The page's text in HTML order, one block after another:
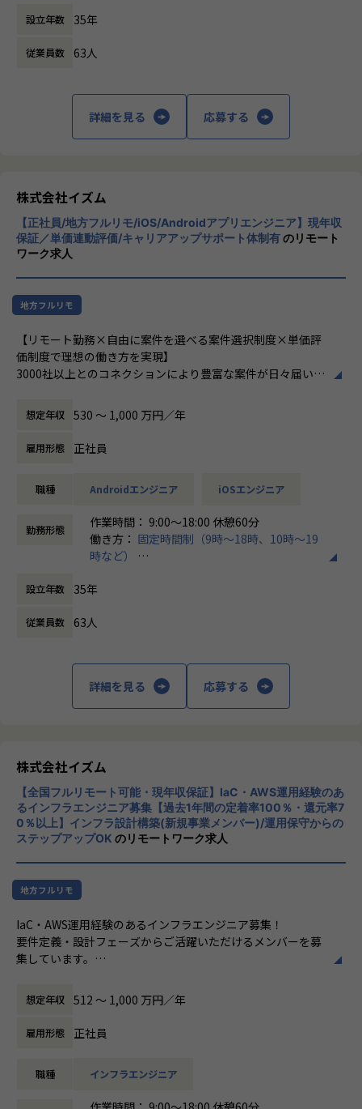
・Webアプリケーション設計・開発(技術スタックを生かし
・WebAPIの設計・開発
・プロジェクト進行管理
※ご経験に応じてお任せする範囲を調整いたします。
す。
＜プロジェクトの種類＞
プロジェクト期間は6か月～2年程度。
クライアントが展開するWebサービスにおける開発支援を行
っていただきます。
プロダクトの新規機能開発、改修、保守、運用やリプレイス
における調査、設計、開発、運用課題を解決するための施策
キルに応じてお任せします。
＜プロジェクトの体制＞
ル・アジャイル・ハイブリッド型など様々です。
チーム参画や、イズム先輩社員と一緒にチームで参画するこ
＜業務の進め方＞
社内のコミュニケーションツールはTeamsを用いており、わ
からないことはプロジェクトを超えて仲間に相談できる体制
その他、クライアントによってSlackやRedmine、ChatWor
kを用いてタスクやスケジュールを管理しています。
この仕事で得られるもの
待遇で実現していただけます
★単価評価制度による納得のいく給与をお支払いいたします
【業務の変更の範囲】
社内の定める業務
ル予約サービスのフロントエンド開発を担当していただきま
積むことができます。
＜プロジェクト事例＞
・大人向けリカレント教育サービスのフロントエンド開発
React、Vue.js、Angularなどのいずれかのモダンフレームワ
ークを用いて、
参画後の状況次第では、バックエンドの開発にも携わってい
・不動産ポータルサイトのフロントエンド開発
大手不動産仲介会社の集客支援に向け、Webサイト内の施策
立案〜実行までを担当していただきます。
単に実装するだけではなく、課題発見からの技術選定・アー
キテクチャ設計、実装・自動テストといった開発のすべての
工程に携わることができる環境で、スキルアップに繋がりや
すい環境です。
・不動産SaaSのフロントエンド開発
ation )開発をしていただきます。
やビジネスチームともコミュニケーションを取りながら新機
開発手法はクライアントの体制によってウォーターフォー
ル・アジャイル・ハイブリッド型など様々です。
中規模～大型案件が多く担当領域の異なるエンジニア同士の
ともあります。
＜業務の進め方＞
があります。
その他、クライアントによってSlackやRedmine、ChatWor
kを用いてタスクやスケジュールを管理しています。
プロジェクトに参画していただきます。
製造工程～設計工程～要件定義やPL,PMなどスキルに合わせ
た工程を選べ、プロジェクト期間は6か月～2年以上まで様々
です。
案件更新のタイミングでは給与アップに繋がるよう営業は単
価アップに努めます。
【ITエンジニアがイズムに入ると得られるメリット】
⇒安定した生活が可能！
・単価連動型の評価制度＆案件選択制度
・全国フルリモート選択可＆エンジニア社員残業時間平均7H
⇒時間的ゆとりができ、プライベート充実へ！
⇒スキルにならない案件にアサインさせる心配なし！
休憩時間： 60分
設立年数 35年
従業員数 63人
詳細を見る 応募する
株式会社イズム
【正社員/地方フルリモ/iOS/Androidアプリエンジニア】現年収
保証／単価連動評価/キャリアアップサポート体制有のリモート
ワーク求人
地方フルリモ
【リモート勤務×自由に案件を選べる案件選択制度×単価評
価制度で理想の働き方を実現】
3000社以上とのコネクションにより豊富な案件が日々届いて
できます。
案件情報は全て開示。言語・工程・残業・単価など細かく要
望を伝えられる環境です。
参画案件単価公開に加えて単価に対する給与額の表も公開し
努力が年収に直結するよう、単価が幾ら上がると年収が幾ら
になるかを常に把握できるのでモチベーション高く働くこと
【安心のフォロー体制】
に作ります。営業はこの計画に沿って活動する為、入社後も
また、入りたい案件に入れるように添削や面談練習を通じて
魅力をアピールできるよう営業とエンジニアチームが全力で
フォローします。
◆国内最大級ERPパッケージの開発
◆金融系自社サービス開発
◆大手向けBtoBクラウドサービス開発
◆大手生命保険会社向け マネジメントPM
◆株式自動売買システムの企画、設計、開発、試験、運用
◆大規模通販サイトの設計、開発、試験、保守
◆国際物流会社の基幹システムの設計、開発、試験、保守
など
★契約はすべて公開。納得して働くことができます。
ITエンジニアが不安に感じることはすべて取り除きたいと考
え、受注金額を公表しております。
スキルアップのモチベーションに繋がります。
にすることはありません。たとえば「詳細設計までとして参
作業は無くす・任せるなら単価を上げるように交渉します。
スキルも収入も上げられる環境が整っている当社で
想定年収 530 〜 1,000 万円／年
雇用形態 正社員
職種 Androidエンジニア iOSエンジニア
勤務形態
作業時間： 9:00～18:00 休憩60分
働き方： 固定時間制（9時～18時、10時～19
時など）
休憩時間： 60分
設立年数 35年
従業員数 63人
詳細を見る 応募する
株式会社イズム
【全国フルリモート可能・現年収保証】IaC・AWS運用経験のあ
るインフラエンジニア募集【過去1年間の定着率100％・還元率7
0％以上】インフラ設計構築(新規事業メンバー)/運用保守からの
ステップアップOK のリモートワーク求人
地方フルリモ
IaC・AWS運用経験のあるインフラエンジニア募集！
要件定義・設計フェーズからご活躍いただけるメンバーを募
集しています。
■当社のコンセプト■
ITエンジニアのスキルに対して適切に還元するために商流を
浅くし、
単価を上げる事で給与を上げる。
＊＊＊上記コンセプトのもとで手がけていただく案件の特長
想定年収 512 〜 1,000 万円／年
雇用形態 正社員
職種 インフラエンジニア